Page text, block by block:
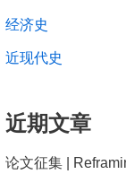
经济史
近现代史
近期文章
论文征集 |